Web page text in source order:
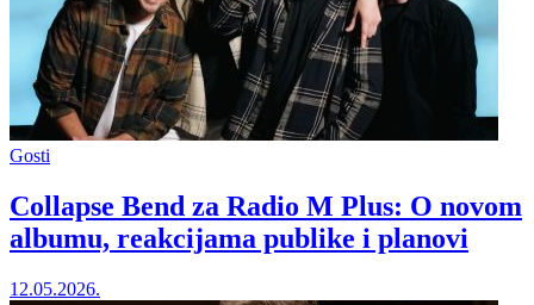
Gosti
Collapse Bend za Radio M Plus: O novom
albumu, reakcijama publike i planovi
12.05.2026.